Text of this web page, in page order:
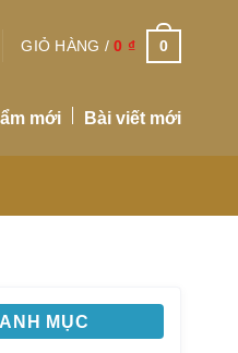
GIỎ HÀNG /0 ₫ 0
mới Bài viết mới
MỤC